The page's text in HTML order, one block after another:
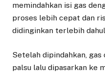
memindahkan isi gas
proses lebih cepat dan
didinginkan terlebih
Setelah dipindahkan,
palsu lalu dipasarkan ke